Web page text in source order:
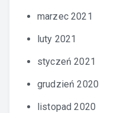
marzec 2021
luty 2021
styczeń 2021
grudzień 2020
listopad 2020